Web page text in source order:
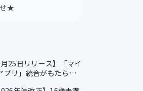
★
月25日リリース】「マイ
プリ」統合がもたらす